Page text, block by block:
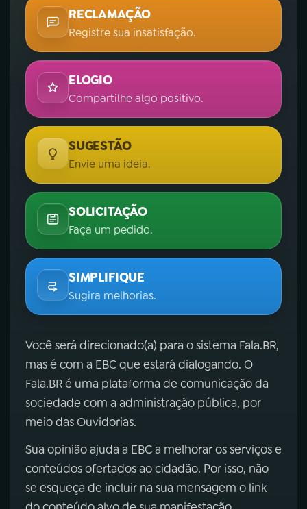
RECLAMAÇÃO
Registre sua insatisfação.
ELOGIO
Compartilhe algo positivo.
SUGESTÃO
Envie uma ideia.
SOLICITAÇÃO
Faça um pedido.
SIMPLIFIQUE
Sugira melhorias.
Você será direcionado(a) para o sistema Fala.BR,
mas é com a EBC que estará dialogando. O
Fala.BR é uma plataforma de comunicação da
sociedade com a administração pública, por
meio das Ouvidorias.
Sua opinião ajuda a EBC a melhorar os serviços e
conteúdos ofertados ao cidadão. Por isso, não
se esqueça de incluir na sua mensagem o link